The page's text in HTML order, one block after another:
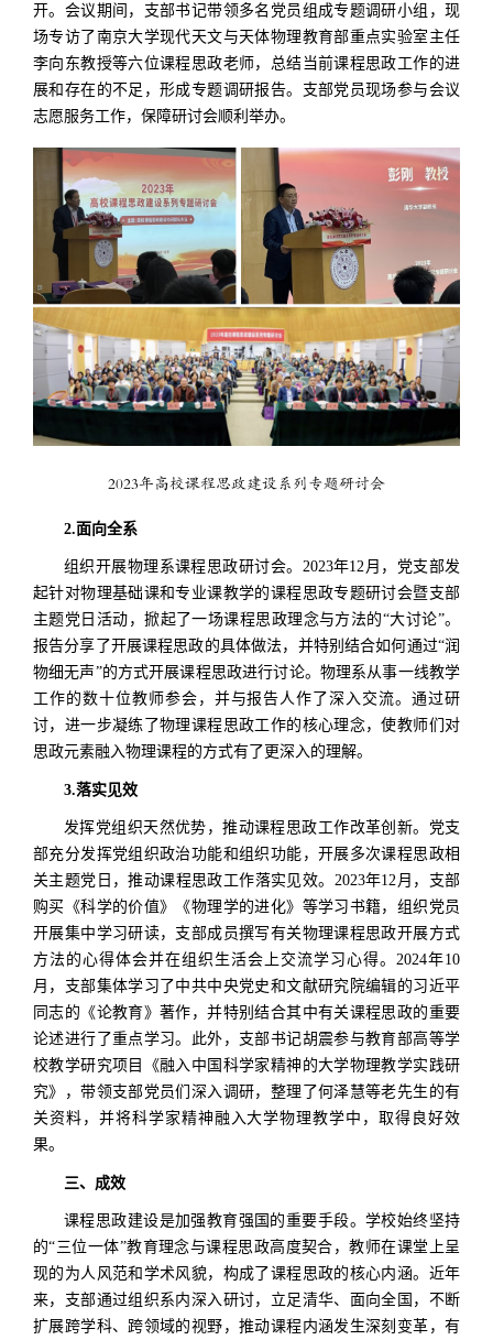
开。会议期间，支部书记带领多名党员组成专题调研小组，现
场专访了南京大学现代天文与天体物理教育部重点实验室主任
李向东教授等六位课程思政老师，总结当前课程思政工作的进
展和存在的不足，形成专题调研报告。支部党员现场参与会议
志愿服务工作，保障研讨会顺利举办。
2023年高校课程思政建设系列专题研讨会
2.面向全系
组织开展物理系课程思政研讨会。2023年12月，党支部发
起针对物理基础课和专业课教学的课程思政专题研讨会暨支部
主题党日活动，掀起了一场课程思政理念与方法的“大讨论”。
报告分享了开展课程思政的具体做法，并特别结合如何通过“润
物细无声”的方式开展课程思政进行讨论。物理系从事一线教学
工作的数十位教师参会，并与报告人作了深入交流。通过研
讨，进一步凝练了物理课程思政工作的核心理念，使教师们对
思政元素融入物理课程的方式有了更深入的理解。
3.落实见效
发挥党组织天然优势，推动课程思政工作改革创新。党支
部充分发挥党组织政治功能和组织功能，开展多次课程思政相
关主题党日，推动课程思政工作落实见效。 2023年12月，支部
购买《科学的价值》《物理学的进化》等学习书籍，组织党员
开展集中学习研读，支部成员撰写有关物理课程思政开展方式
方法的心得体会并在组织生活会上交流学习心得。2024年10
月，支部集体学习了中共中央党史和文献研究院编辑的习近平
同志的《论教育》著作，并特别结合其中有关课程思政的重要
论述进行了重点学习。此外，支部书记胡震参与教育部高等学
校教学研究项目《融入中国科学家精神的大学物理教学实践研
究》，带领支部党员们深入调研，整理了何泽慧等老先生的有
关资料，并将科学家精神融入大学物理教学中，取得良好效
果。
三、成效
课程思政建设是加强教育强国的重要手段。学校始终坚持
的“三位一体”教育理念与课程思政高度契合，教师在课堂上呈
现的为人风范和学术风貌，构成了课程思政的核心内涵。近年
来，支部通过组织系内深入研讨，立足清华、面向全国，不断
扩展跨学科、跨领域的视野，推动课程内涵发生深刻变革，有